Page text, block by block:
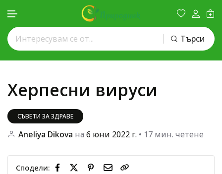
Търси
Херпесни вируси
СЪВЕТИ ЗА ЗДРАВЕ
Aneliya Dikova на 6 юни 2022 г. • 17 мин. четене
Сподели: